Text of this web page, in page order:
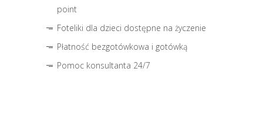
point
Foteliki dla dzieci dostępne na życzenie
Płatność bezgotówkowa i gotówką
Pomoc konsultanta 24/7